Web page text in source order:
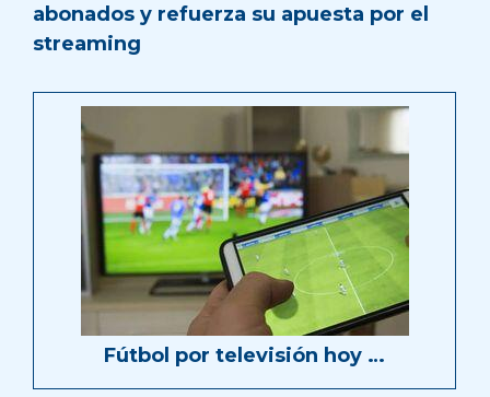
abonados y refuerza su apuesta por el
streaming
Fútbol por televisión hoy …